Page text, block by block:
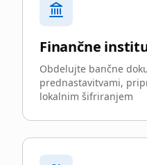
Finančne
Obdelujte bančne
prednastavitvami,
lokalnim šifriranjem